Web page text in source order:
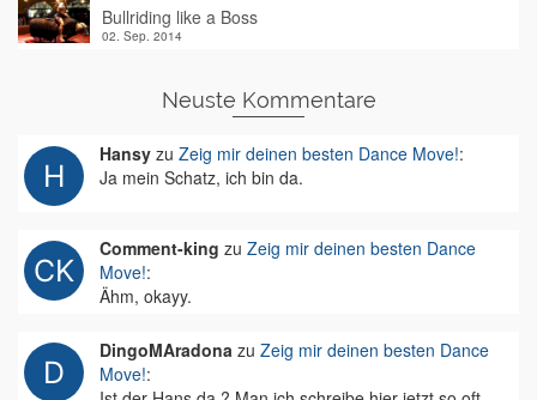
Bullriding like a Boss
02. Sep. 2014
Neuste Kommentare
Hansy zu Zeig mir deinen besten Dance Move!:
Ja mein Schatz, ich bin da.
Comment-king zu Zeig mir deinen besten Dance
Move!:
Ähm, okayy.
DingoMAradona zu Zeig mir deinen besten Dance
Move!: